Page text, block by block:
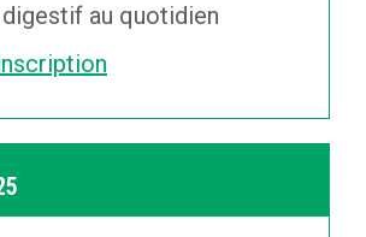
au quotidien